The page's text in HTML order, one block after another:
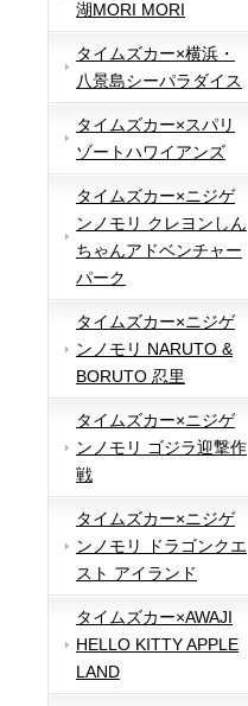
湖MORI MORI
タイムズカー×横浜・
八景島シーパラダイス
タイムズカー×スパリ
ゾートハワイアンズ
タイムズカー×ニジゲ
ンノモリ クレヨンしん
ちゃんアドベンチャー
パーク
タイムズカー×ニジゲ
ンノモリ NARUTO &
BORUTO 忍里
タイムズカー×ニジゲ
ンノモリ ゴジラ迎撃作
戦
タイムズカー×ニジゲ
ンノモリ ドラゴンクエ
スト アイランド
タイムズカー×AWAJI
HELLO KITTY APPLE
LAND